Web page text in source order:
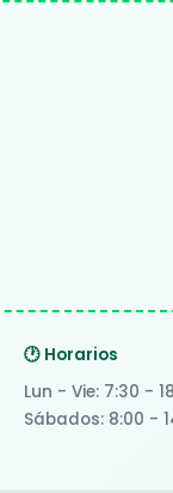
🕐 Horarios
Lun - Vie: 7:30 -
Sábados: 8:00 -